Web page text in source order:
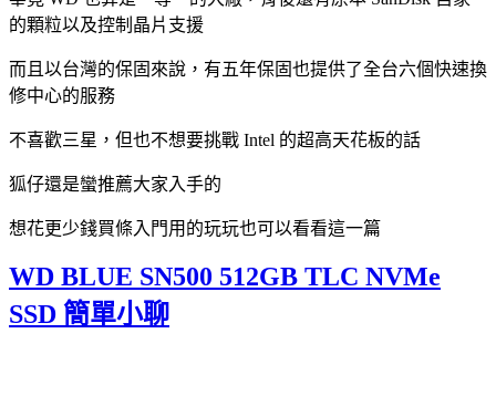
的顆粒以及控制晶片支援
而且以台灣的保固來說，有五年保固也提供了全台六個快速換
修中心的服務
不喜歡三星，但也不想要挑戰 Intel 的超高天花板的話
狐仔還是蠻推薦大家入手的
想花更少錢買條入門用的玩玩也可以看看這一篇
WD BLUE SN500 512GB TLC NVMe
SSD 簡單小聊